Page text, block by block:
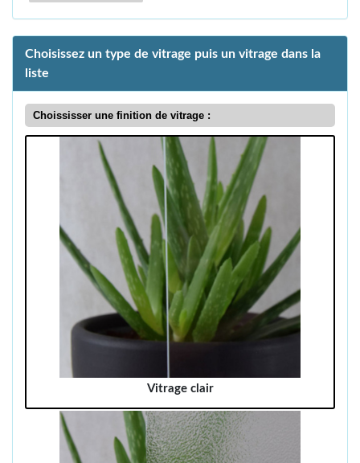
Choisissez un type de vitrage puis un vitrage dans la
liste
Choississer une finition de vitrage :
Vitrage clair